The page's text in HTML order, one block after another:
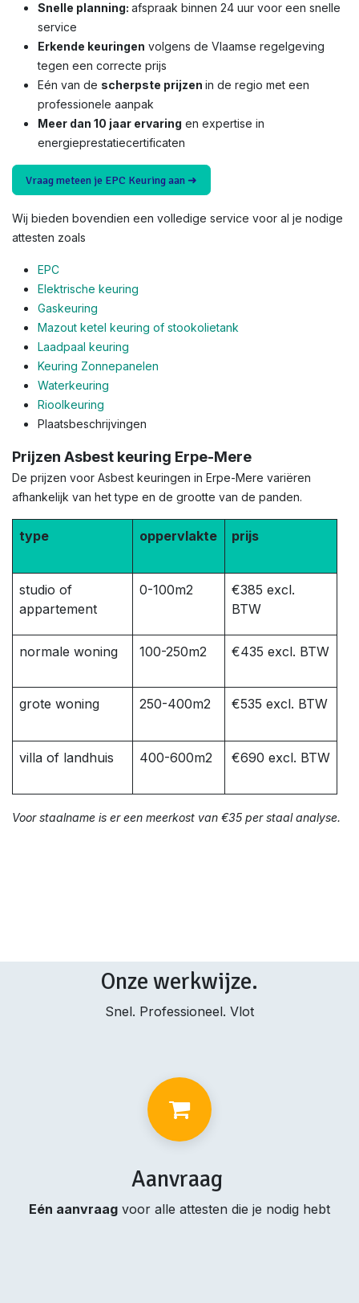
Snelle planning: afspraak binnen 24 uur voor een snelle
service
Erkende keuringen volgens de Vlaamse regelgeving
tegen een correcte prijs
Eén van de scherpste prijzen in de regio met een
professionele aanpak
Meer dan 10 jaar ervaring en expertise in
energieprestatiecertificaten
Vraag meteen je EPC Keuring aan ➜
Wij bieden bovendien een volledige service voor al je nodige
attesten zoals
EPC
Elektrische keuring
Gaskeuring
Mazout ketel keuring of stookolietank
Laadpaal keuring
Keuring Zonnepanelen
Waterkeuring
Rioolkeuring
Plaatsbeschrijvingen
Prijzen Asbest keuring Erpe-Mere
De prijzen voor Asbest keuringen in Erpe-Mere variëren
afhankelijk van het type en de grootte van de panden.
type oppervlakte prijs
studio of
appartement
0-100m2
€385 excl.
BTW
normale woning 100-250m2 €435 excl. BTW
grote woning 250-400m2 €535 excl. BTW
villa of landhuis 400-600m2 €690 excl. BTW
Voor staalname is er een meerkost van €35 per staal analyse.
Onze werkwijze.
Snel. Professioneel. Vlot
Aanvraag
Eén aanvraag voor alle attesten die je nodig hebt